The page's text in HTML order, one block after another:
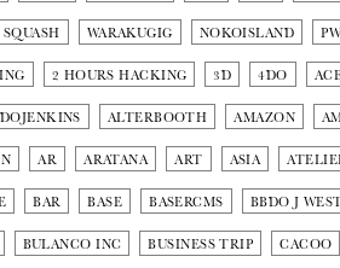
SQUASH WARAKUGIG NOKOISLAND
2 HOURS HACKING 3D 4DO
ALTERBOOTH AMAZON
AR ARATANA ART ASIA
BAR BASE BASERCMS BBDO J
BULANCO INC BUSINESS TRIP CACOO